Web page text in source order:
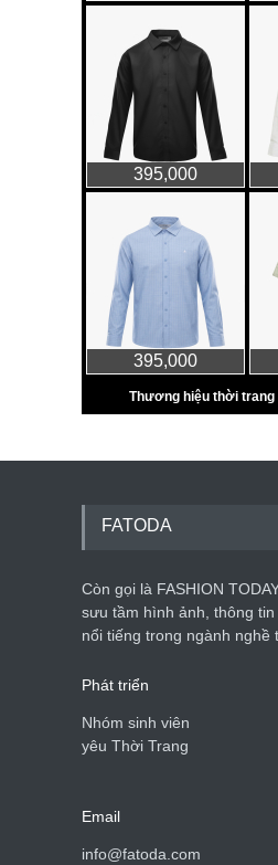
FATODA
Còn gọi là FASHION
sưu tầm hình ảnh, thông
nổi tiếng trong ngành nghề
Phát triển
Nhóm sinh viên
yêu Thời Trang
Email
info@fatoda.com